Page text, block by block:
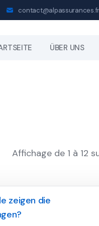
contact@alpassurances.fr
ÜBER UNS
Affichage de 1 à 12
zeigen die